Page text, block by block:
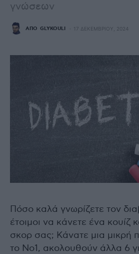
γνώσεων
ΑΠΌ GLYKOULI 17 ΔΕΚΕΜΒΡΊΟΥ, 2024
Πόσο καλά γνωρίζετε τον
έτοιμοι να κάνετε ένα κουίζ
σκορ σας; Κάνατε μια μικρή
το Νο1, ακολουθούν άλλα 6